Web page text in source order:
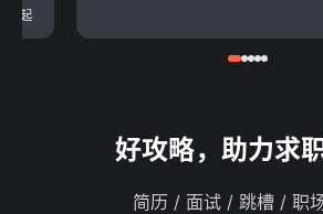
起
好攻略，助力求
简历 / 面试 / 跳槽 / 职